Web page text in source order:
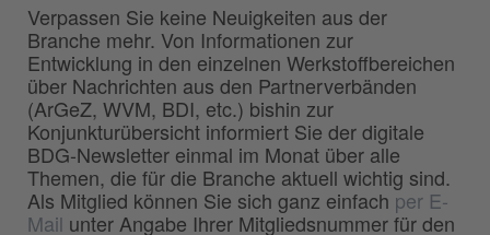
Verpassen Sie keine Neuigkeiten aus der
Branche mehr. Von Informationen zur
Entwicklung in den einzelnen Werkstoffbereichen
über Nachrichten aus den Partnerverbänden
(ArGeZ, WVM, BDI, etc.) bishin zur
Konjunkturübersicht informiert Sie der digitale
BDG-Newsletter einmal im Monat über alle
Themen, die für die Branche aktuell wichtig sind.
Als Mitglied können Sie sich ganz einfach per E-
Mail unter Angabe Ihrer Mitgliedsnummer für den